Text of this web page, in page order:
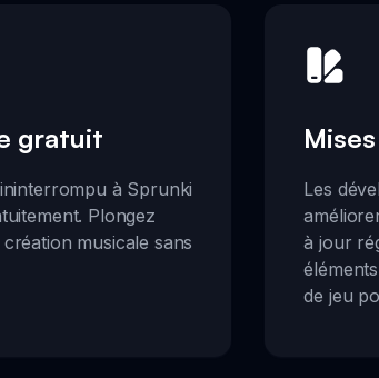
gratuit
à Sprunki
Plongez
musicale sans
Les
à jour
de jeu